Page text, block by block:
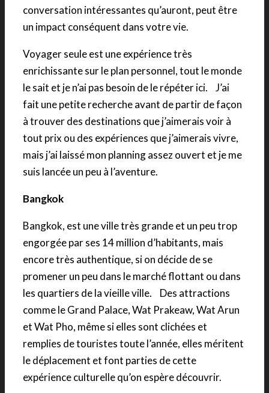
conversation intéressantes qu’auront, peut être
un impact conséquent dans votre vie.
Voyager seule est une expérience très
enrichissante sur le plan personnel, tout le monde
le sait et je n’ai pas besoin de le répéter ici. J’ai
fait une petite recherche avant de partir de façon
à trouver des destinations que j’aimerais voir à
tout prix ou des expériences que j’aimerais vivre,
mais j’ai laissé mon planning assez ouvert et je me
suis lancée un peu à l’aventure.
Bangkok
Bangkok, est une ville très grande et un peu trop
engorgée par ses 14 million d’habitants, mais
encore très authentique, si on décide de se
promener un peu dans le marché flottant ou dans
les quartiers de la vieille ville. Des attractions
comme le Grand Palace, Wat Prakeaw, Wat Arun
et Wat Pho, même si elles sont clichées et
remplies de touristes toute l’année, elles méritent
le déplacement et font parties de cette
expérience culturelle qu’on espère découvrir.